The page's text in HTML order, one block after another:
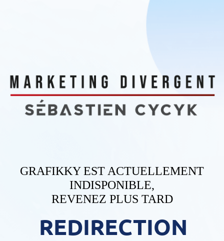
GRAFIKKY EST ACTUELLEMENT
INDISPONIBLE,
REVENEZ PLUS TARD
REDIRECTION